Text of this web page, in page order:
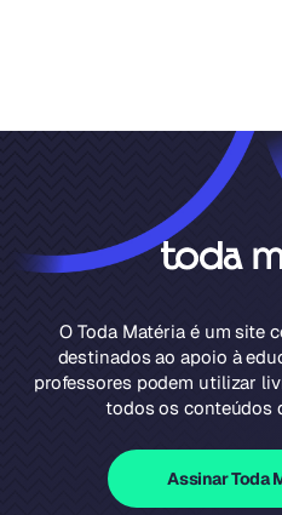
O Toda Matéria é um site
destinados ao apoio à
professores podem utilizar
todos os conteúdos
Assinar Toda